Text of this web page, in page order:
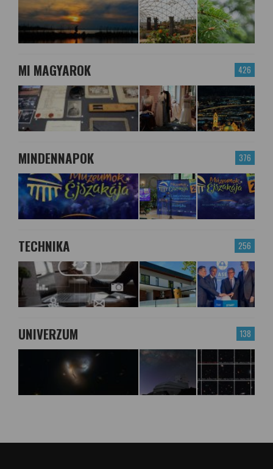
426
MI MAGYAROK
376
MINDENNAPOK
256
TECHNIKA
138
UNIVERZUM